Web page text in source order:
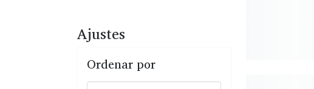
Ajustes
Ordenar por